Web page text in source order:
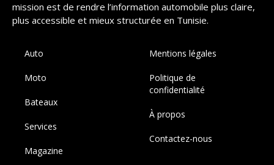
mission est de rendre l’information automobile plus claire,
plus accessible et mieux structurée en Tunisie.
Auto
Moto
Bateaux
Services
Magazine
Mentions légales
Politique de
confidentialité
À propos
Contactez-nous